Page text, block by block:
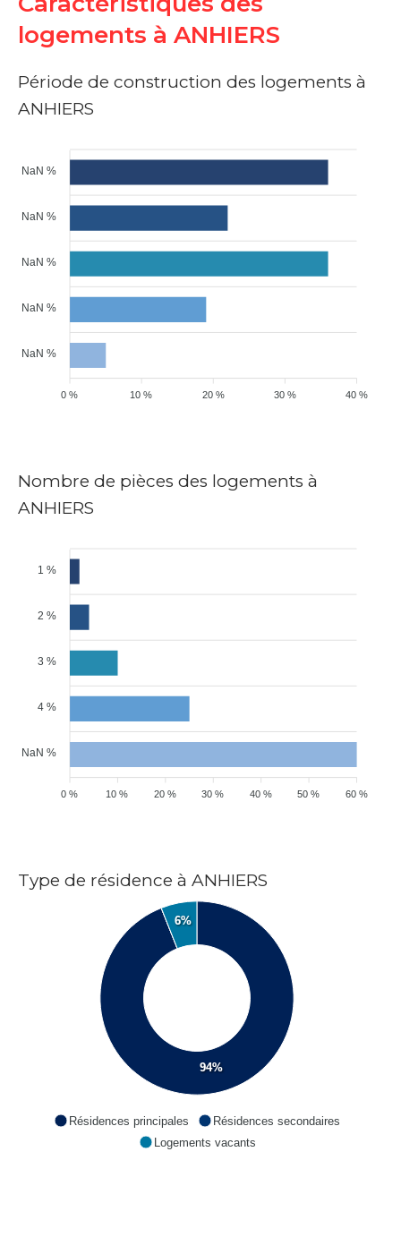
logements à ANHIERS
Période de construction des logements à
ANHIERS
NaN %
NaN %
NaN %
NaN %
NaN %
40 %
30 %
20 %
10 %
0 %
Nombre de pièces des logements à
ANHIERS
1 %
2 %
3 %
4 %
NaN %
60 %
50 %
40 %
30 %
20 %
10 %
0 %
Type de résidence à ANHIERS
94%
6%
Résidences principales
Résidences secondaires
Logements vacants